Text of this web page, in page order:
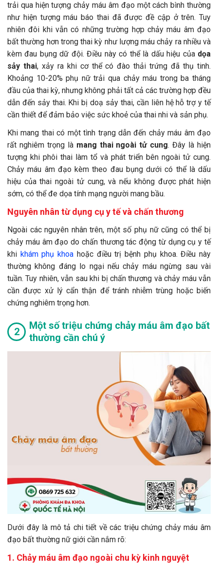
trải qua hiện tượng chảy máu âm đạo một cách bình thường
như hiện tượng máu báo thai đã được đề cập ở trên. Tuy
nhiên đôi khi vẫn có những trường hợp chảy máu âm đạo
bất thường hơn trong thai kỳ như lượng máu chảy ra nhiều và
kèm đau bụng dữ đội. Điều này có thể là dấu hiệu của dọa
sảy thai, xảy ra khi cơ thể có đào thải trứng đã thụ tinh.
Khoảng 10-20% phụ nữ trải qua chảy máu trong ba tháng
đầu của thai kỳ, nhưng không phải tất cả các trường hợp đều
dẫn đến sảy thai. Khi bị doạ sảy thai, cần liên hệ hỗ trợ y tế
cần thiết để đảm bảo việc sức khoẻ của thai nhi và sản phụ.
Khi mang thai có một tình trạng dẫn đến chảy máu âm đạo
rất nghiêm trọng là mang thai ngoài tử cung. Đây là hiện
tượng khi phôi thai làm tổ và phát triển bên ngoài tử cung.
Chảy máu âm đạo kèm theo đau bụng dưới có thể là dấu
hiệu của thai ngoài tử cung, và nếu không được phát hiện
sớm, có thể đe dọa tính mạng người mang bầu.
Nguyên nhân từ dụng cụ y tế và chấn thương
Ngoài các nguyên nhân trên, một số phụ nữ cũng có thể bị
chảy máu âm đạo do chấn thương tác động từ dụng cụ y tế
khi khám phụ khoa hoặc điều trị bệnh phụ khoa. Điều này
thường không đáng lo ngại nếu chảy máu ngừng sau vài
tuần. Tuy nhiên, vẫn sau khi bị chấn thương và chảy máu vẫn
cần được xử lý cẩn thận để tránh nhiễm trùng hoặc biến
chứng nghiêm trọng hơn.
Một số triệu chứng chảy máu âm đạo bất
thường cần chú ý
Dưới đây là mô tả chi tiết về các triệu chứng chảy máu âm
đạo bất thường nữ giới cần nắm rõ:
1. Chảy máu âm đạo ngoài chu kỳ kinh nguyệt